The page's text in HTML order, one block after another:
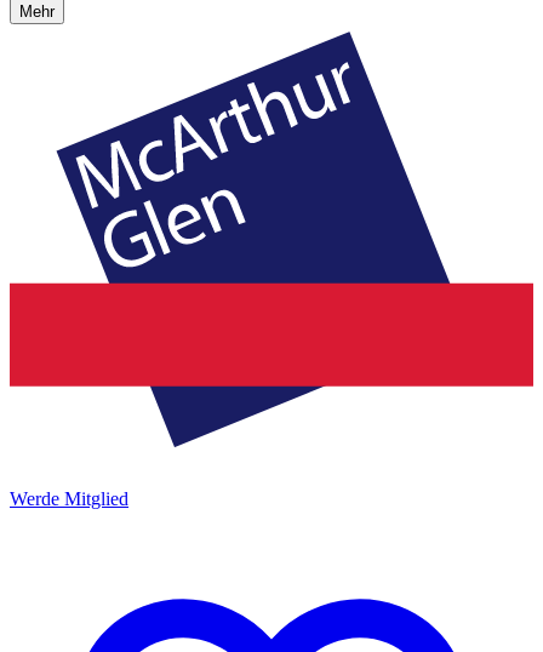
Mehr
Werde Mitglied